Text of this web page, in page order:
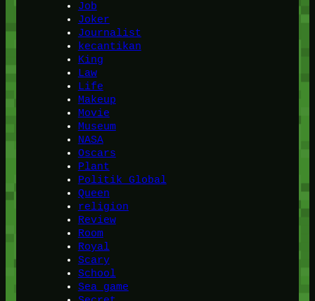
Job
Joker
Journalist
kecantikan
King
Law
Life
Makeup
Movie
Museum
NASA
Oscars
Plant
Politik Global
Queen
religion
Review
Room
Royal
Scary
School
Sea game